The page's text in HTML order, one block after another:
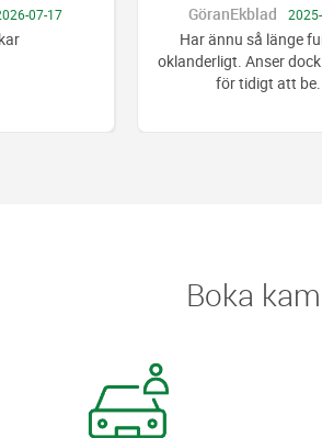
07-17 GöranEkblad
Har ännu så länge
oklanderligt. Anser
för tidigt att be
Boka